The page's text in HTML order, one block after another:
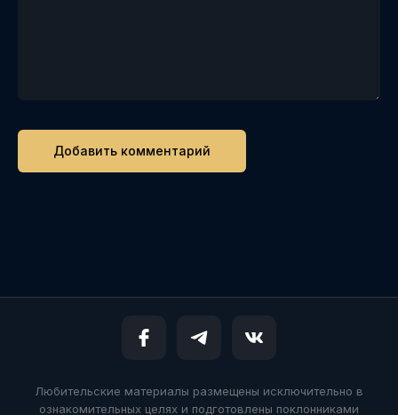
Любительские материалы размещены исключительно в
ознакомительных целях и подготовлены поклонниками